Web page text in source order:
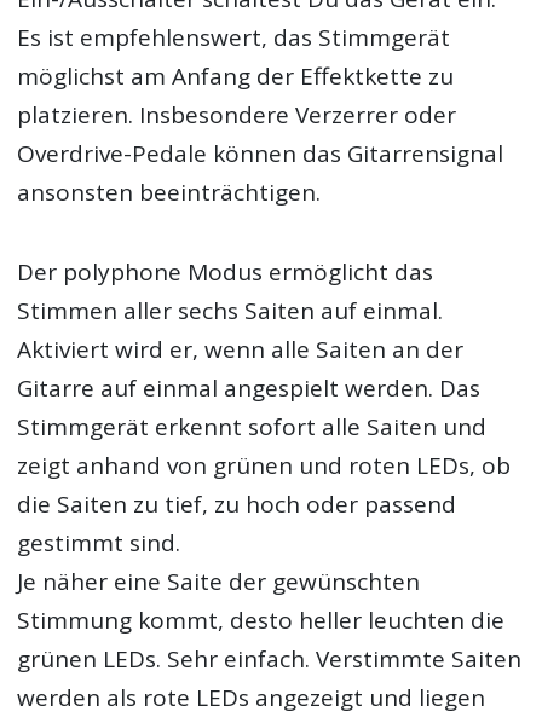
Es ist empfehlenswert, das Stimmgerät
möglichst am Anfang der Effektkette zu
platzieren. Insbesondere Verzerrer oder
Overdrive-Pedale können das Gitarrensignal
ansonsten beeinträchtigen.
Der polyphone Modus ermöglicht das
Stimmen aller sechs Saiten auf einmal.
Aktiviert wird er, wenn alle Saiten an der
Gitarre auf einmal angespielt werden. Das
Stimmgerät erkennt sofort alle Saiten und
zeigt anhand von grünen und roten LEDs, ob
die Saiten zu tief, zu hoch oder passend
gestimmt sind.
Je näher eine Saite der gewünschten
Stimmung kommt, desto heller leuchten die
grünen LEDs. Sehr einfach. Verstimmte Saiten
werden als rote LEDs angezeigt und liegen